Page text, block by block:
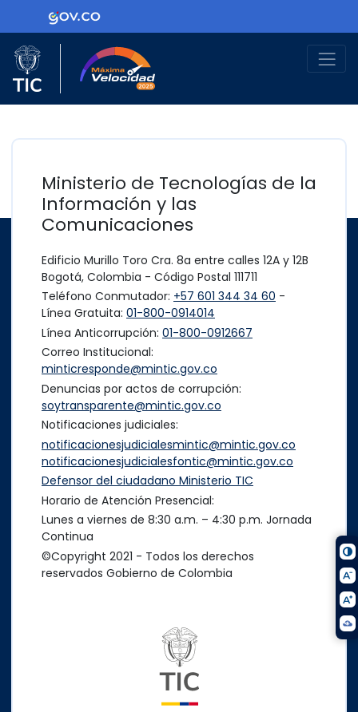
Ir al contenido principalLogo Gobierno de Colombia
Logo del Ministerio TIC
Ministerio de Tecnologías de la
Información y las
Comunicaciones
Edificio Murillo Toro Cra. 8a entre calles 12A y 12B
Bogotá, Colombia - Código Postal 111711
Teléfono Conmutador: +57 601 344 34 60 -
Línea Gratuita: 01-800-0914014
Línea Anticorrupción: 01-800-0912667
Correo Institucional:
minticresponde@mintic.gov.co
Denuncias por actos de corrupción:
soytransparente@mintic.gov.co
Notificaciones judiciales:
notificacionesjudicialesmintic@mintic.gov.co
notificacionesjudicialesfontic@mintic.gov.co
Defensor del ciudadano Ministerio TIC
Horario de Atención Presencial:
Lunes a viernes de 8:30 a.m. – 4:30 p.m. Jornada
Continua
©Copyright 2021 - Todos los derechos
reservados Gobierno de Colombia